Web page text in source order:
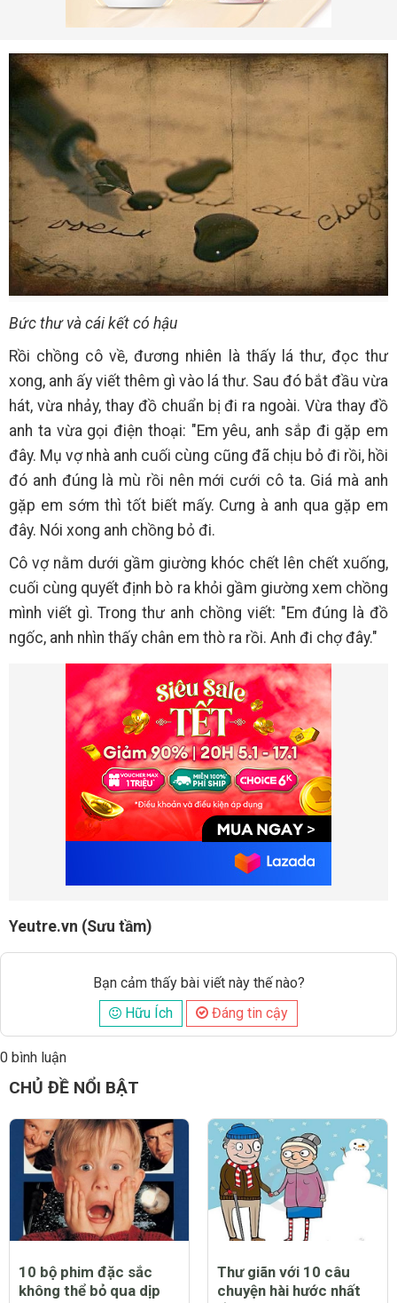
Bức thư và cái kết có hậu
Rồi chồng cô về, đương nhiên là thấy lá thư, đọc thư
xong, anh ấy viết thêm gì vào lá thư. Sau đó bắt đầu vừa
hát, vừa nhảy, thay đồ chuẩn bị đi ra ngoài. Vừa thay đồ
anh ta vừa gọi điện thoại: "Em yêu, anh sắp đi gặp em
đây. Mụ vợ nhà anh cuối cùng cũng đã chịu bỏ đi rồi, hồi
đó anh đúng là mù rồi nên mới cưới cô ta. Giá mà anh
gặp em sớm thì tốt biết mấy. Cưng à anh qua gặp em
đây. Nói xong anh chồng bỏ đi.
Cô vợ nằm dưới gầm giường khóc chết lên chết xuống,
cuối cùng quyết định bò ra khỏi gầm giường xem chồng
mình viết gì. Trong thư anh chồng viết: "Em đúng là đồ
ngốc, anh nhìn thấy chân em thò ra rồi. Anh đi chợ đây."
Yeutre.vn (Sưu tầm)
Bạn cảm thấy bài viết này thế nào?
Hữu Ích
Đáng tin cậy
0 bình luận
Đăng
CHỦ ĐỀ NỔI BẬT